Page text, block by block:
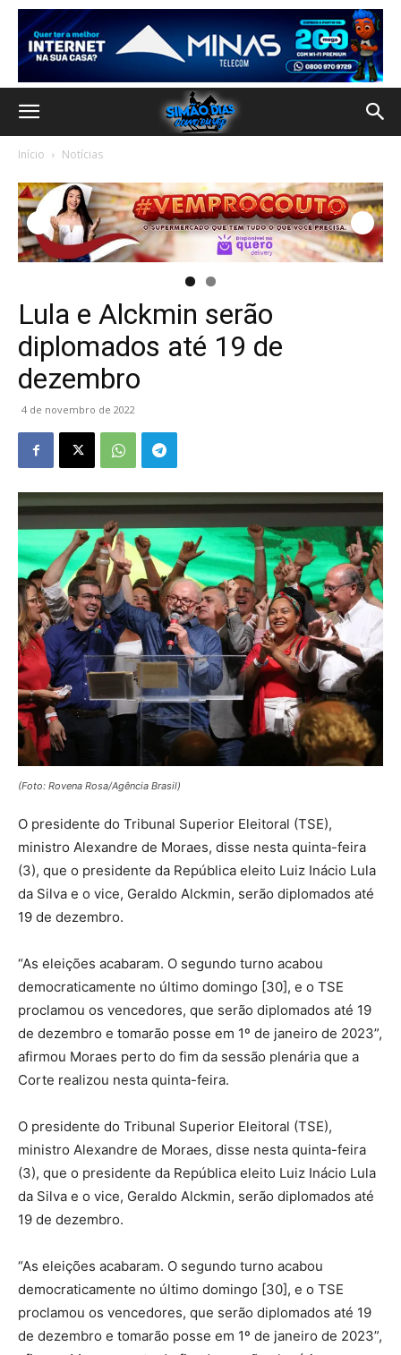
Início Notícias
Lula e Alckmin serão
diplomados até 19 de
dezembro
4 de novembro de 2022
(Foto: Rovena Rosa/Agência Brasil)
O presidente do Tribunal Superior Eleitoral (TSE),
ministro Alexandre de Moraes, disse nesta quinta-feira
(3), que o presidente da República eleito Luiz Inácio Lula
da Silva e o vice, Geraldo Alckmin, serão diplomados até
19 de dezembro.
“As eleições acabaram. O segundo turno acabou
democraticamente no último domingo [30], e o TSE
proclamou os vencedores, que serão diplomados até 19
de dezembro e tomarão posse em 1º de janeiro de 2023”,
afirmou Moraes perto do fim da sessão plenária que a
Corte realizou nesta quinta-feira.
O presidente do Tribunal Superior Eleitoral (TSE),
ministro Alexandre de Moraes, disse nesta quinta-feira
(3), que o presidente da República eleito Luiz Inácio Lula
da Silva e o vice, Geraldo Alckmin, serão diplomados até
19 de dezembro.
“As eleições acabaram. O segundo turno acabou
democraticamente no último domingo [30], e o TSE
proclamou os vencedores, que serão diplomados até 19
de dezembro e tomarão posse em 1º de janeiro de 2023”,